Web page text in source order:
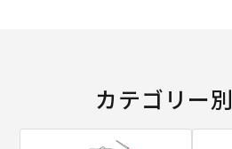
カテゴリー